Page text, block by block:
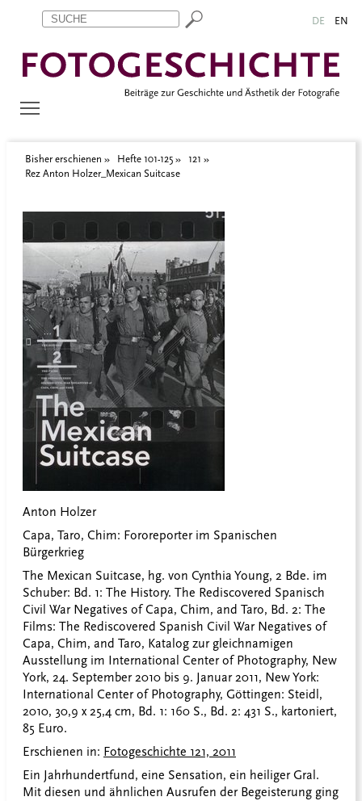
Zum Inhalt springen
Aktuelle Seite: Rez. Anton Holzer_Mexican Suitcase DE EN
Bisher erschienen Hefte 101-125
121
Rez Anton Holzer_Mexican Suitcase
Anton Holzer
Capa, Taro, Chim: Fororeporter im Spanischen
Bürgerkrieg
The Mexican Suitcase, hg. von Cynthia Young, 2 Bde. im
Schuber: Bd. 1: The History. The Rediscovered Spanisch
Civil War Negatives of Capa, Chim, and Taro, Bd. 2: The
Films: The Rediscovered Spanish Civil War Negatives of
Capa, Chim, and Taro, Katalog zur gleichnamigen
Ausstellung im International Center of Photography, New
York, 24. September 2010 bis 9. Januar 2011, New York:
International Center of Photography, Göttingen: Steidl,
2010, 30,9 x 25,4 cm, Bd. 1: 160 S., Bd. 2: 431 S., kartoniert,
85 Euro.
Erschienen in: Fotogeschichte 121, 2011
Ein Jahrhundertfund, eine Sensation, ein heiliger Gral.
Mit diesen und ähnlichen Ausrufen der Begeisterung ging